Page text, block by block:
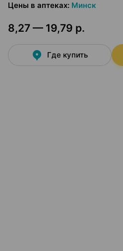
Цены в аптеках: Минск
8,27 — 19,79 р.
Где купить